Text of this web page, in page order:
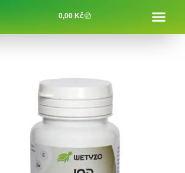
0,00 Kč